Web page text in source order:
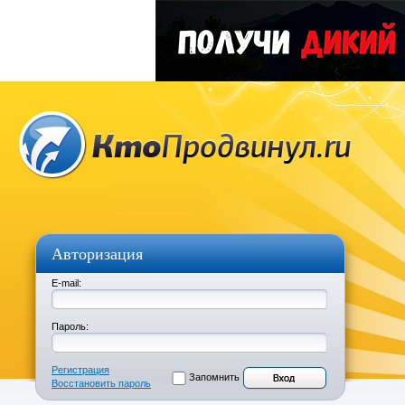
Авторизация
E-mail:
Пароль:
Регистрация
Восстановить пароль
Запомнить